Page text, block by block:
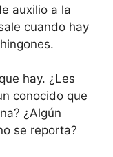
auxilio a la
cuando hay
hay. ¿Les
conocido que
¿Algún
se reporta?